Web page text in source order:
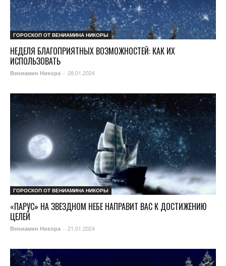
ГОРОСКОП ОТ ВЕНИАМИНА НИКОРЫ
НЕДЕЛЯ БЛАГОПРИЯТНЫХ ВОЗМОЖНОСТЕЙ: КАК ИХ
ИСПОЛЬЗОВАТЬ
Вениамин Никора - 28.01.2024
ГОРОСКОП ОТ ВЕНИАМИНА НИКОРЫ
«ПАРУС» НА ЗВЕЗДНОМ НЕБЕ НАПРАВИТ ВАС К ДОСТИЖЕНИЮ
ЦЕЛЕЙ
Вениамин Никора - 21.01.2024